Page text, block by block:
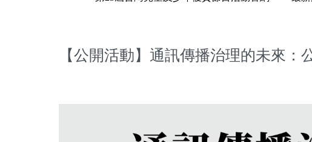
【公開活動】通訊傳播治理的未來：